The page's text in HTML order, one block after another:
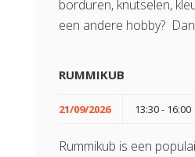
borduren, knutselen,
een andere hobby?
RUMMIKUB
21/09/2026 13:30 - 16:00
Rummikub is een